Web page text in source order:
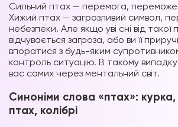
Сильний птах — перемога,
Хижий птах — загрозливий символ,
небезпеки. Але якщо уві сні від такої
відчувається загроза, або ви її
впоратися з будь-яким супротивником
контроль ситуацію. В такому
вас самих через ментальний світ.
Синоніми слова «птах»:
птах, колібрі